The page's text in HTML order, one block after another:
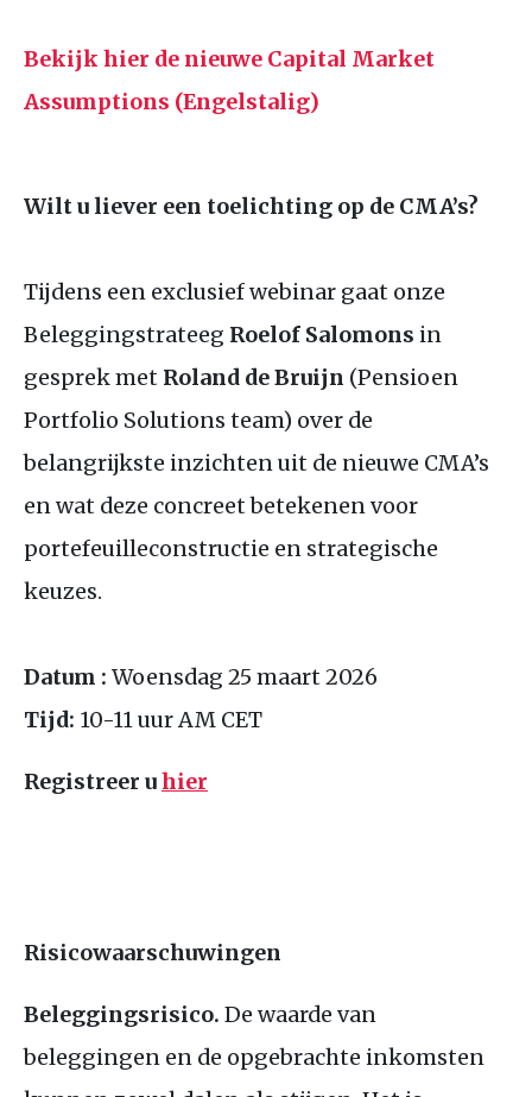
Bekijk hier de nieuwe Capital Market
Assumptions (Engelstalig)
Wilt u liever een toelichting op de CMA’s?
Tijdens een exclusief webinar gaat onze
Beleggingstrateeg Roelof Salomons in
gesprek met Roland de Bruijn (Pensioen
Portfolio Solutions team) over de
belangrijkste inzichten uit de nieuwe CMA’s
en wat deze concreet betekenen voor
portefeuilleconstructie en strategische
keuzes.
Datum : Woensdag 25 maart 2026
Tijd: 10-11 uur AM CET
Registreer uhier
Risicowaarschuwingen
Beleggingsrisico. De waarde van
beleggingen en de opgebrachte inkomsten